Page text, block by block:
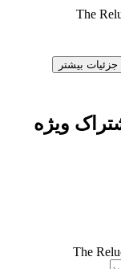
جزئیات بیشتر
ویژه